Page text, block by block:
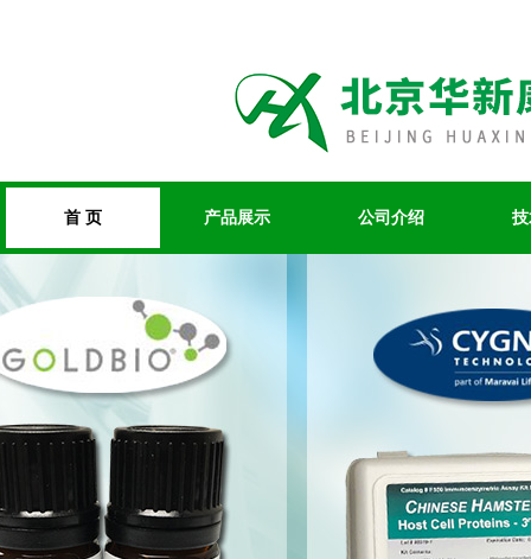
首 页 产品展示 公司介绍